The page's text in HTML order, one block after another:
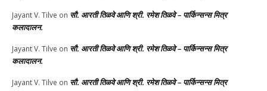
Jayant V. Tilve on सौ. आरती तिळवे आणि श्री. रमेश तिळवे – पार्किन्सन्स मित्र
कलादालन.
Jayant V. Tilve on सौ. आरती तिळवे आणि श्री. रमेश तिळवे – पार्किन्सन्स मित्र
कलादालन.
Jayant V. Tilve on सौ. आरती तिळवे आणि श्री. रमेश तिळवे – पार्किन्सन्स मित्र